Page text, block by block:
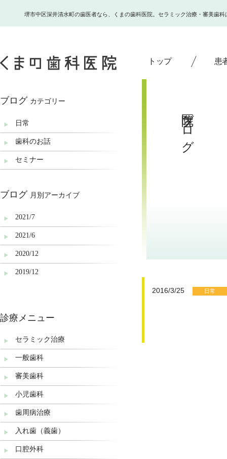
堺市中区深井清水町の歯医者なら、くまの歯科医院。セラミック治療・審美歯科
トップ 患
医院ブログ
2016/3/25 日常
ブログ カテゴリー
日常
歯科のお話
セミナー
ブログ 月別アーカイブ
2021/7
2021/6
2020/12
2019/12
2018/9
2018/8
2018/6
2018/1
2017/12
2017/11
2017/8
診療メニュー
セラミック治療
一般歯科
審美歯科
小児歯科
歯周病治療
入れ歯（義歯）
口腔外科